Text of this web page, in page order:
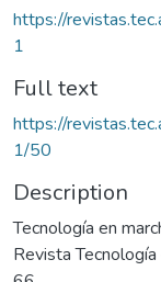
https://
1
Full text
https://
1/50
Description
Tecnología en
Revista